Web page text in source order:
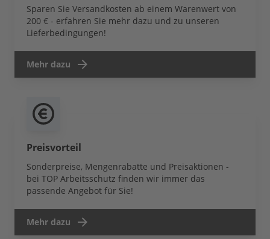
Sparen Sie Versandkosten ab einem Warenwert von
200 € - erfahren Sie mehr dazu und zu unseren
Lieferbedingungen!
Mehr dazu
Preisvorteil
Sonderpreise, Mengenrabatte und Preisaktionen -
bei TOP Arbeitsschutz finden wir immer das
passende Angebot für Sie!
Mehr dazu